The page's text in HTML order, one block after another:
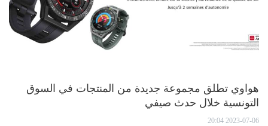
هواوي تطلق مجموعة جديدة من المنتجات في السوق
التونسية خلال حدث صيفي
2023-07-06 20:04